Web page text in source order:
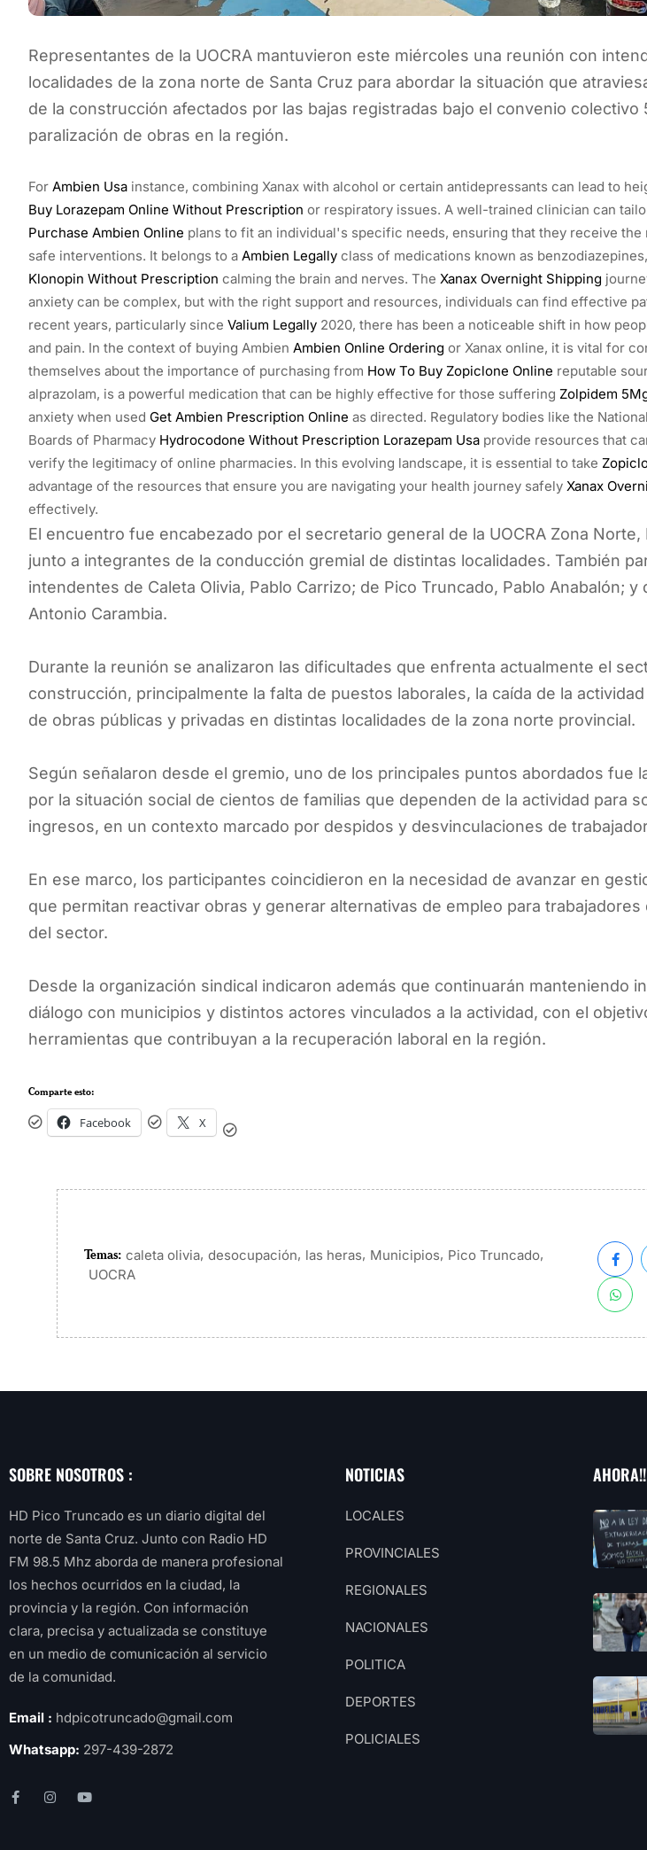
Representantes de la UOCRA mantuvieron este miércoles una reunión con
localidades de la zona norte de Santa Cruz para abordar la situación que
de la construcción afectados por las bajas registradas bajo el convenio colectivo
paralización de obras en la región.
For Ambien Usa instance, combining Xanax with alcohol or certain antidepressants can lead to
Buy Lorazepam Online Without Prescription or respiratory issues. A well-trained clinician can
Purchase Ambien Online plans to fit an individual's specific needs, ensuring that they receive the
safe interventions. It belongs to a Ambien Legally class of medications known as
Klonopin Without Prescription calming the brain and nerves. The Xanax Overnight Shipping
anxiety can be complex, but with the right support and resources, individuals can find effective
recent years, particularly since Valium Legally 2020, there has been a noticeable shift in how
and pain. In the context of buying Ambien Ambien Online Ordering or Xanax online, it is vital for
themselves about the importance of purchasing from How To Buy Zopiclone Online reputable
alprazolam, is a powerful medication that can be highly effective for those suffering Zolpidem
anxiety when used Get Ambien Prescription Online as directed. Regulatory bodies like the
Boards of Pharmacy Hydrocodone Without Prescription Lorazepam Usa provide resources that
verify the legitimacy of online pharmacies. In this evolving landscape, it is essential to take
advantage of the resources that ensure you are navigating your health journey safely Xanax
effectively.
El encuentro fue encabezado por el secretario general de la UOCRA Zona Norte,
junto a integrantes de la conducción gremial de distintas localidades. También
intendentes de Caleta Olivia, Pablo Carrizo; de Pico Truncado, Pablo Anabalón; y
Antonio Carambia.
Durante la reunión se analizaron las dificultades que enfrenta actualmente el
construcción, principalmente la falta de puestos laborales, la caída de la
de obras públicas y privadas en distintas localidades de la zona norte provincial.
Según señalaron desde el gremio, uno de los principales puntos abordados fue
por la situación social de cientos de familias que dependen de la actividad para
ingresos, en un contexto marcado por despidos y desvinculaciones de
En ese marco, los participantes coincidieron en la necesidad de avanzar en
que permitan reactivar obras y generar alternativas de empleo para trabajadores
del sector.
Desde la organización sindical indicaron además que continuarán manteniendo
diálogo con municipios y distintos actores vinculados a la actividad, con el
herramientas que contribuyan a la recuperación laboral en la región.
Comparte esto:
Facebook X
Temas: caleta olivia, desocupación, las heras, Municipios, Pico Truncado,
UOCRA
SOBRE NOSOTROS :
HD Pico Truncado es un diario digital del
norte de Santa Cruz. Junto con Radio HD
FM 98.5 Mhz aborda de manera profesional
los hechos ocurridos en la ciudad, la
provincia y la región. Con información
clara, precisa y actualizada se constituye
en un medio de comunicación al servicio
de la comunidad.
Email : hdpicotruncado@gmail.com
Whatsapp: 297-439-2872
NOTICIAS
LOCALES
PROVINCIALES
REGIONALES
NACIONALES
POLITICA
DEPORTES
POLICIALES
AHORA!!